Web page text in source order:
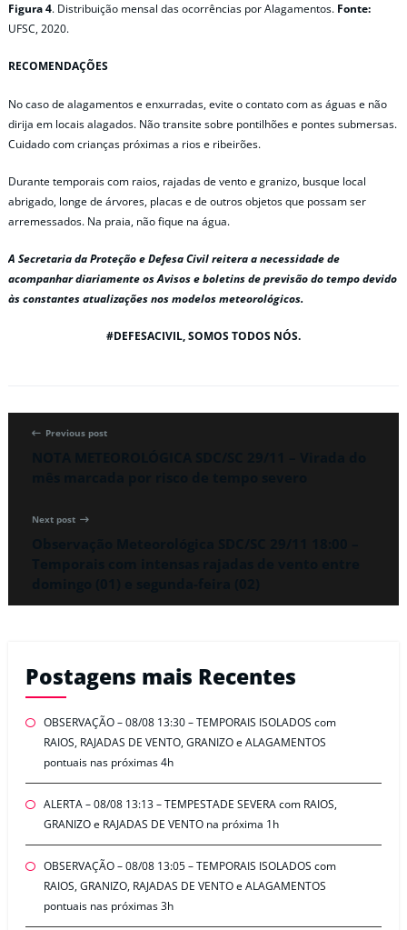
Figura 4. Distribuição mensal das ocorrências por Alagamentos. Fonte:
UFSC, 2020.
RECOMENDAÇÕES
No caso de alagamentos e enxurradas, evite o contato com as águas e não
dirija em locais alagados. Não transite sobre pontilhões e pontes submersas.
Cuidado com crianças próximas a rios e ribeirões.
Durante temporais com raios, rajadas de vento e granizo, busque local
abrigado, longe de árvores, placas e de outros objetos que possam ser
arremessados. Na praia, não fique na água.
A Secretaria da Proteção e Defesa Civil reitera a necessidade de
acompanhar diariamente os Avisos e boletins de previsão do tempo devido
às constantes atualizações nos modelos meteorológicos.
#DEFESACIVIL, SOMOS TODOS NÓS.
Previous post
Next post
Postagens mais Recentes
OBSERVAÇÃO – 08/08 13:30 – TEMPORAIS ISOLADOS com
RAIOS, RAJADAS DE VENTO, GRANIZO e ALAGAMENTOS
pontuais nas próximas 4h
ALERTA – 08/08 13:13 – TEMPESTADE SEVERA com RAIOS,
GRANIZO e RAJADAS DE VENTO na próxima 1h
OBSERVAÇÃO – 08/08 13:05 – TEMPORAIS ISOLADOS com
RAIOS, GRANIZO, RAJADAS DE VENTO e ALAGAMENTOS
pontuais nas próximas 3h